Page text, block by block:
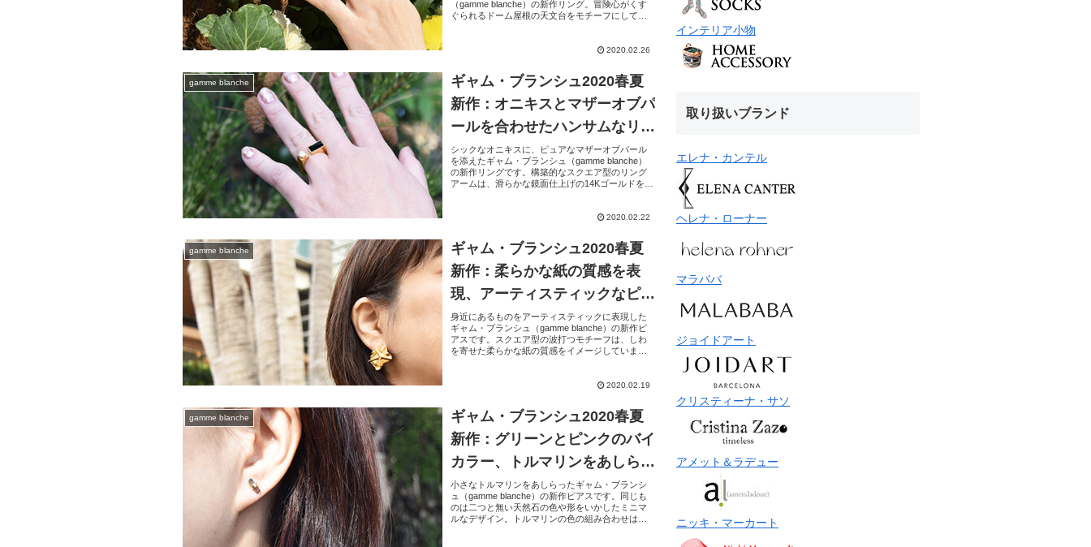
（gamme blanche）の新作リング。冒険心がくす
ぐられるドーム屋根の天文台をモチーフにしてい
2020.02.26
gamme blanche
ギャム・ブランシュ2020春夏
新作：オニキスとマザーオブパ
ールを合わせたハンサムなリン
グ
シックなオニキスに、ピュアなマザーオブパール
を添えたギャム・ブランシュ（gamme blanche）
の新作リングです。構築的なスクエア型のリング
アームは、滑らかな鏡面仕上げの14Kゴールドをコ
2020.02.22
gamme blanche
ギャム・ブランシュ2020春夏
新作：柔らかな紙の質感を表
現、アーティスティックなピア
ス
身近にあるものをアーティスティックに表現した
ギャム・ブランシュ（gamme blanche）の新作ピ
アスです。スクエア型の波打つモチーフは、しわ
を寄せた柔らかな紙の質感をイメージしていま
2020.02.19
gamme blanche
ギャム・ブランシュ2020春夏
新作：グリーンとピンクのバイ
カラー、トルマリンをあしらっ
たプチピアス
小さなトルマリンをあしらったギャム・ブランシ
ュ（gamme blanche）の新作ピアスです。同じも
のは二つと無い天然石の色や形をいかしたミニマ
ルなデザイン。トルマリンの色の組み合わせは、
インテリア小物
取り扱いブランド
エレナ・カンテル
ヘレナ・ローナー
マラババ
ジョイドアート
クリスティーナ・サソ
アメット＆ラデュー
ニッキ・マーカート